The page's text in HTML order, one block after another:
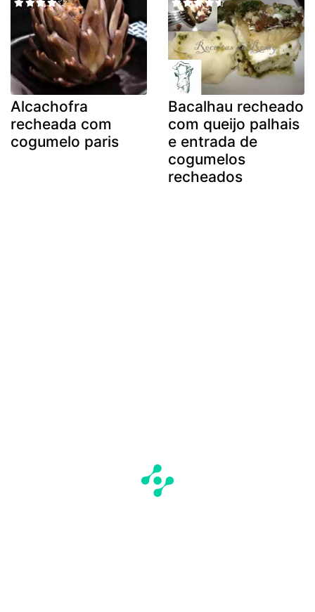
Alcachofra
recheada com
cogumelo paris
Bacalhau recheado
com queijo palhais
e entrada de
cogumelos
recheados